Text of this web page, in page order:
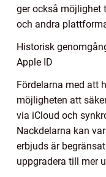
ger också möjlighet
och andra
Historisk
Apple ID
Fördelarna med att
möjligheten att
via iCloud och
Nackdelarna kan
erbjuds är
uppgradera till mer